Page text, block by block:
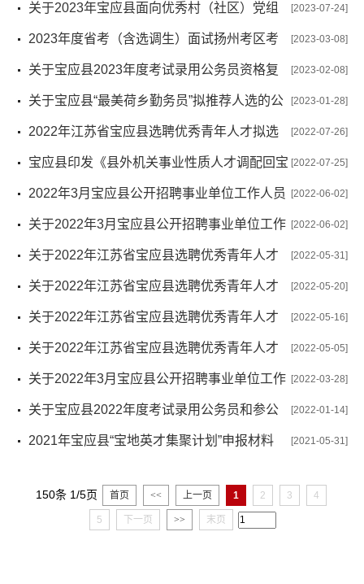
记（主任）招聘镇事业编制人员面试通知 [2023-07-24]
关于2023年宝应县面向优秀村（社区）党组
织书记（主任）招聘镇事业编制人员笔试最低合格分数
线的通知
[2023-03-08]
2023年度省考（含选调生）面试扬州考区考
前提醒 [2023-02-08]
关于宝应县2023年度考试录用公务员资格复
审有关事项的通知 [2023-01-28]
关于宝应县“最美荷乡勤务员”拟推荐人选的公
示 [2022-07-26]
2022年江苏省宝应县选聘优秀青年人才拟选
聘人员公示 [2022-07-25]
宝应县印发《县外机关事业性质人才调配回宝
工作实施细则》 [2022-06-02]
2022年3月宝应县公开招聘事业单位工作人员
笔试考生新冠肺炎疫情防控告知书 [2022-06-02]
关于2022年3月宝应县公开招聘事业单位工作
人员笔试的通告 [2022-05-31]
关于2022年江苏省宝应县选聘优秀青年人才
进入体检人选的公告 [2022-05-20]
关于2022年江苏省宝应县选聘优秀青年人才
递补进入综合考察人选的公告 [2022-05-16]
关于2022年江苏省宝应县选聘优秀青年人才
入围综合考察人选和开展综合考察工作的公告 [2022-05-05]
关于2022年江苏省宝应县选聘优秀青年人才
核减医学类岗位计划的公告 [2022-03-28]
关于2022年3月宝应县公开招聘事业单位工作
人员笔试延期的公告 [2022-01-14]
关于宝应县2022年度考试录用公务员和参公
管理单位工作人员报考资格复审有关事项的通知[2021-05-31]
2021年宝应县“宝地英才集聚计划”申报材料
150条 1/5页 首页 << 上一页 1 2 3 4
5 下一页 >> 末页